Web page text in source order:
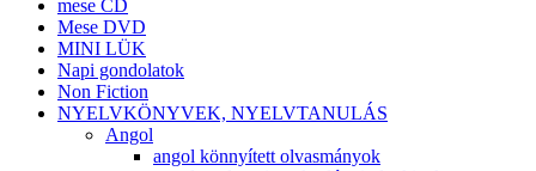
mese CD
Mese DVD
MINI LÜK
Napi gondolatok
Non Fiction
NYELVKÖNYVEK, NYELVTANULÁS
Angol
angol könnyített olvasmányok